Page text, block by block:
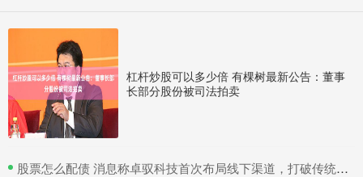
杠杆炒股可以多少倍 有棵树最新公告：董事
长部分股份被司法拍卖
​股票怎么配债 消息称卓驭科技首次布局线下渠道，打破传统供应商隐居幕后模式